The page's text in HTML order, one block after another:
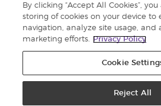
Independente (ligação gratuita):
By clicking “Accept All Cookies”,
storing of cookies on your device to
navigation, analyze site usage, and
marketing efforts.
Privacy Policy
Cookie
Reject All